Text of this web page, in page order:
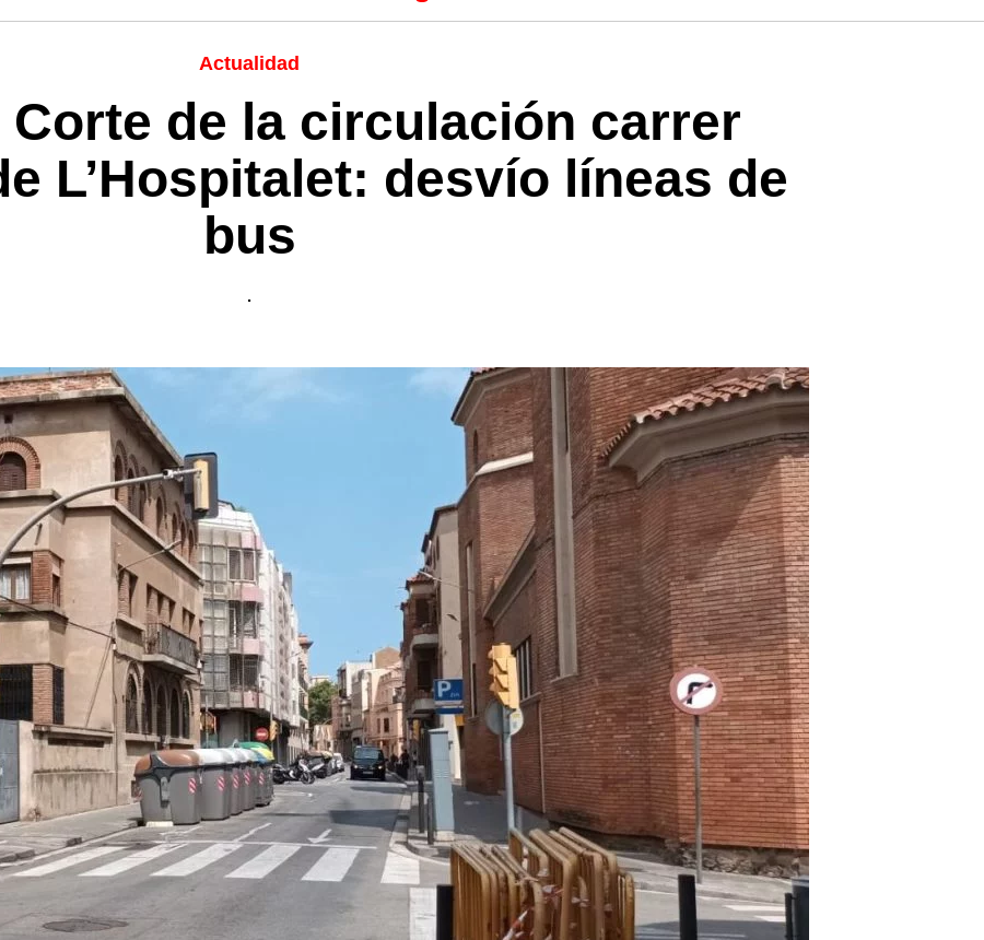
Actualidad
de la circulación carrer
L’Hospitalet: desvío líneas de
bus
.